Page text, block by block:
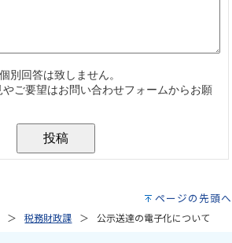
ページの先頭へ
税務財政課 公示送達の電子化について